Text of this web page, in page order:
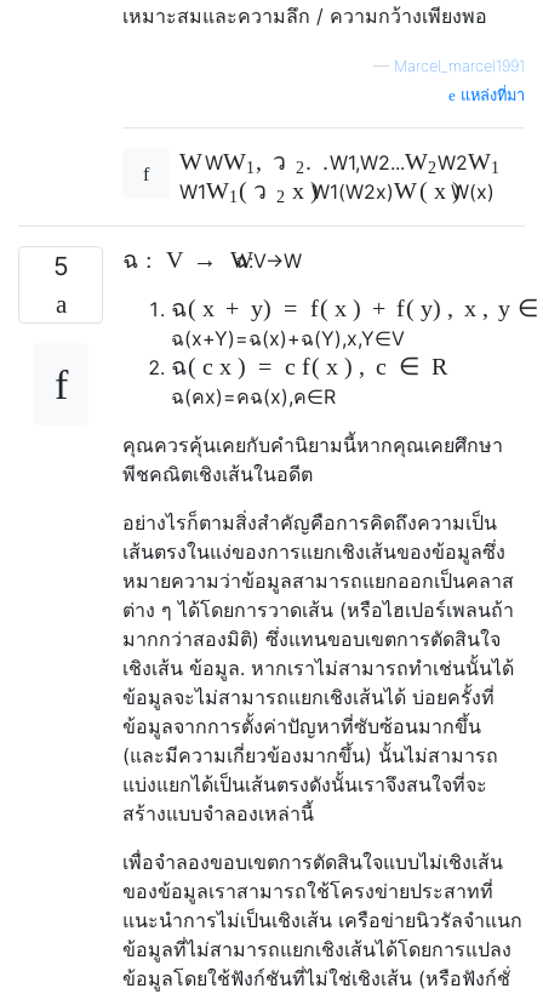
เหมาะสมและความลึก / ความกว้างเพียงพอ
— Marcel_marcel1991
แหล่งที่มา
WWW1 , ว 2 . ..
W1,W2...W2W2W1
W1W1 ( ว 2 x)
W1(W2x)W(x)
W(x)
5 ฉ : V → W
ฉ:V→W
ฉ(x + y) = f( x ) + f(y) , x , y ∈
ฉ(x+Y)=ฉ(x)+ฉ(Y),x,Y∈V
ฉ(cx) = c f( x ) , c ∈ R
ฉ(คx)=คฉ(x),ค∈R
คุณควรคุ้นเคยกับคำนิยามนี้หากคุณเคยศึกษา
พีชคณิตเชิงเส้นในอดีต
อย่างไรก็ตามสิ่งสำคัญคือการคิดถึงความเป็น
เส้นตรงในแง่ของการแยกเชิงเส้นของข้อมูลซึ่ง
หมายความว่าข้อมูลสามารถแยกออกเป็นคลาส
ต่าง ๆ ได้โดยการวาดเส้น (หรือไฮเปอร์เพลนถ้า
มากกว่าสองมิติ) ซึ่งแทนขอบเขตการตัดสินใจ
เชิงเส้น ข้อมูล. หากเราไม่สามารถทำเช่นนั้นได้
ข้อมูลจะไม่สามารถแยกเชิงเส้นได้ บ่อยครั้งที่
ข้อมูลจากการตั้งค่าปัญหาที่ซับซ้อนมากขึ้น
(และมีความเกี่ยวข้องมากขึ้น) นั้นไม่สามารถ
แบ่งแยกได้เป็นเส้นตรงดังนั้นเราจึงสนใจที่จะ
สร้างแบบจำลองเหล่านี้
เพื่อจำลองขอบเขตการตัดสินใจแบบไม่เชิงเส้น
ของข้อมูลเราสามารถใช้โครงข่ายประสาทที่
แนะนำการไม่เป็นเชิงเส้น เครือข่ายนิวรัลจำแนก
ข้อมูลที่ไม่สามารถแยกเชิงเส้นได้โดยการแปลง
ข้อมูลโดยใช้ฟังก์ชันที่ไม่ใช่เชิงเส้น (หรือฟังก์ชั่